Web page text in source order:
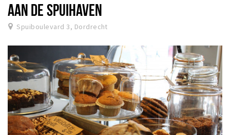
AAN DE SPUIHAVEN
Spuiboulevard 3, Dordrecht